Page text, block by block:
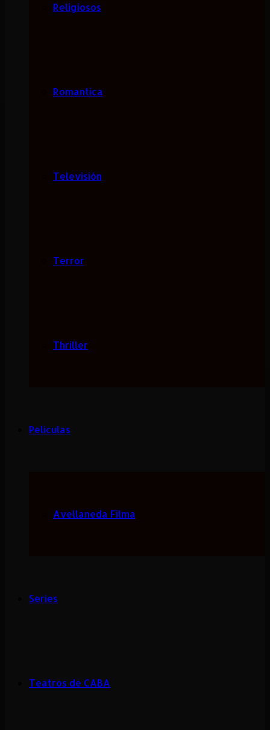
Religiosos
Romantica
Televisión
Terror
Thriller
Peliculas
Avellaneda Filma
Series
Teatros de CABA